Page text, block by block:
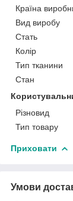
Країна
Вид виробу
Стать
Колір
Тип тканини
Стан
Різновид
Тип товару
Приховати
Умови